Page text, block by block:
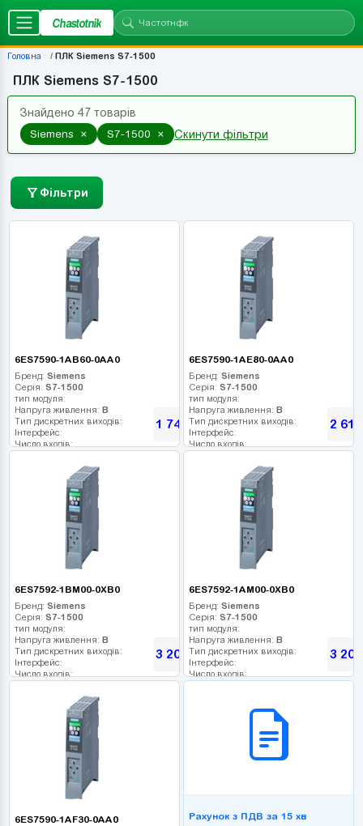
Chastotnik
Головна ПЛК Siemens S7-1500
ПЛК Siemens S7-1500
Знайдено 47 товарів
Siemens × S7-1500 × Скинути фільтри
Фільтри
6ES7590-1AB60-0AA0
Бренд: Siemens
Серія: S7-1500
тип модуля:
Напруга живлення: В
Тип дискретних виходів:
Інтерфейс:
Число входів:
Число дискретних виходів:
Число високочастотних виходів:
1 740 грн
6ES7590-1AE80-0AA0
Бренд: Siemens
Серія: S7-1500
тип модуля:
Напруга живлення: В
Тип дискретних виходів:
Інтерфейс:
Число входів:
Число дискретних виходів:
Число високочастотних виходів:
2 616
6ES7592-1BM00-0XB0
Бренд: Siemens
Серія: S7-1500
тип модуля:
Напруга живлення: В
Тип дискретних виходів:
Інтерфейс:
Число входів:
Число дискретних виходів:
Число високочастотних виходів:
3 202 грн
6ES7592-1AM00-0XB0
Бренд: Siemens
Серія: S7-1500
тип модуля:
Напруга живлення: В
Тип дискретних виходів:
Інтерфейс:
Число входів:
Число дискретних виходів:
Число високочастотних виходів:
3 202
6ES7590-1AF30-0AA0 Рахунок з ПДВ за 15 хв